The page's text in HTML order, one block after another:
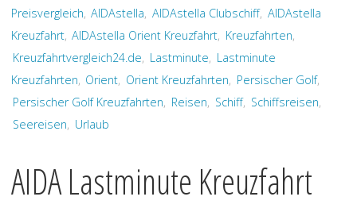
Preisvergleich, AIDAstella, AIDAstella Clubschiff, AIDAstella
Kreuzfahrt, AIDAstella Orient Kreuzfahrt, Kreuzfahrten,
Kreuzfahrtvergleich24.de, Lastminute, Lastminute
Kreuzfahrten, Orient, Orient Kreuzfahrten, Persischer Golf,
Persischer Golf Kreuzfahrten, Reisen, Schiff, Schiffsreisen,
Seereisen, Urlaub
AIDA Lastminute Kreuzfahrt